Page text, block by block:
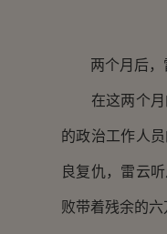
两个月后，雷
在这两个月的
的政治工作人
良复仇，雷云
败带着残余的六